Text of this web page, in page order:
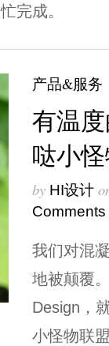
完成。
产品&服务
有温
哒小
by HI设计
Comments
我们对混
地被颠覆
Design，
小怪物联